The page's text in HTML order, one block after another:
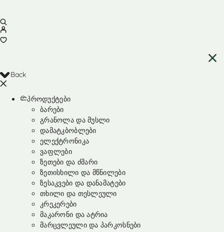
Back
პროდუქტები
ბარები
გრანოლა და მუსლი
დამატკბობლები
ელექტრონიკა
ვაფლები
ზეთები და ძმარი
ზეთისხილი და მწნილები
ზესაკვები და დანამატები
თხილი და თესლეული
კრეკერები
მაკარონი და ატრია
მარცვლეული და პარკოსნები